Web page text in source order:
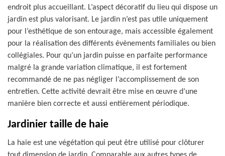
endroit plus accueillant. L’aspect décoratif du lieu qui dispose un
jardin est plus valorisant. Le jardin n’est pas utile uniquement
pour l’esthétique de son entourage, mais accessible également
pour la réalisation des différents évènements familiales ou bien
collégiales. Pour qu’un jardin puisse en parfaite performance
malgré la grande variation climatique, il est fortement
recommandé de ne pas négliger l’accomplissement de son
entretien. Cette activité devrait être mise en œuvre d’une
manière bien correcte et aussi entièrement périodique.
Jardinier taille de haie
La haie est une végétation qui peut être utilisé pour clôturer